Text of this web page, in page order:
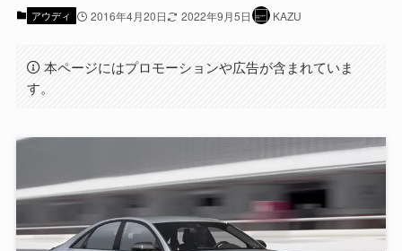
アウディ 2016年4月20日 2022年9月5日 KAZU
本ページにはプロモーションや広告が含まれていま
す。